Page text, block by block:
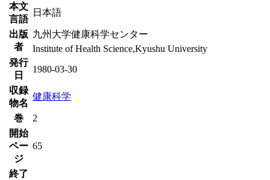
本文
言語
日本語
出版
者
九州大学健康科学センター
Institute of Health Science,Kyushu University
発行
日
1980-03-30
収録
物名
健康科学
巻
2
開始
ペー
ジ
65
終了